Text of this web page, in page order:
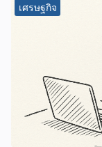
เศรษฐกิจ